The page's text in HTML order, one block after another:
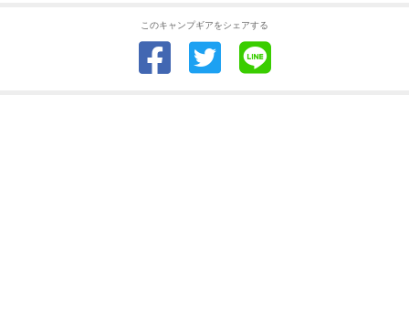
このキャンプギアをシェアする